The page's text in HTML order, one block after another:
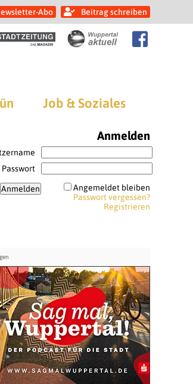
Abo Beitrag schreiben
Job & Soziales
Anmelden
Passwort
Angemeldet bleiben
Passwort vergessen?
Registrieren